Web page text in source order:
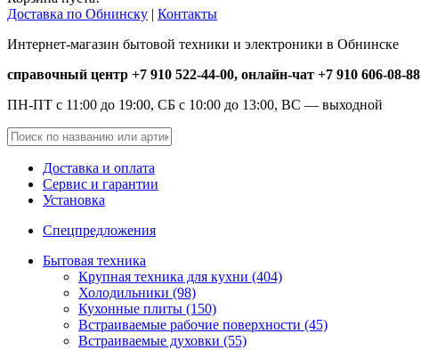
Доставка по Обнинску | Контакты
Интернет-магазин бытовой техники и электроники в Обнинске
справочный центр +7 910 522-44-00, онлайн-чат +7 910 606-08-88
ПН-ПТ с 11:00 до 19:00, СБ с 10:00 до 13:00, ВС — выходной
Доставка и оплата
Сервис и гарантии
Установка
Спецпредложения
Бытовая техника
Крупная техника для кухни (404)
Холодильники (98)
Кухонные плиты (150)
Встраиваемые рабочие поверхности (45)
Встраиваемые духовки (55)